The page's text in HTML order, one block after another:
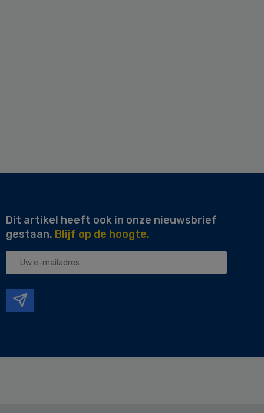
Dit artikel heeft ook in onze nieuwsbrief
gestaan. Blijf op de hoogte.
Uw